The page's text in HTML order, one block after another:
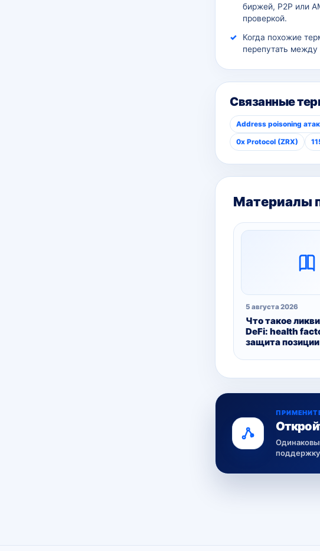
биржей, P2P или
проверкой.
Когда похожие
перепутать между
Связанные
Address poisoning
0x Protocol (ZRX)
Материалы
5 августа 2026
Что такое
DeFi: health
защита позиции
поддержку